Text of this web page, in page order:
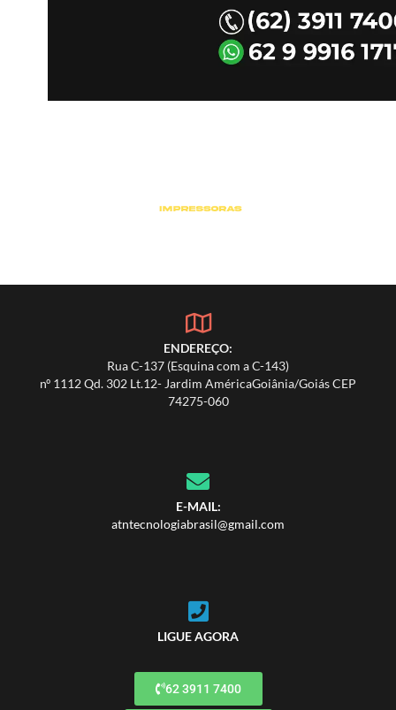
ENDEREÇO:
Rua C-137 (Esquina com a C-143)
nº 1112 Qd. 302 Lt.12- Jardim AméricaGoiânia/Goiás CEP
74275-060
E-MAIL:
atntecnologiabrasil@gmail.com
LIGUE AGORA
62 3911 7400